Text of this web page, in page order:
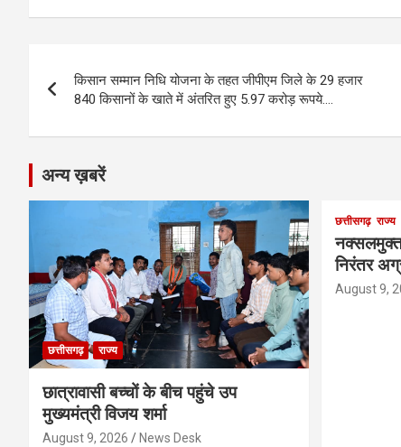
ce
o
o
k
se
g
er
at
A
p
p
e
a
m
ail py
n
k
ar
navigation
किसान सम्मान निधि योजना के तहत जीपीएम जिले के 29 हजार
840 किसानों के खाते में अंतरित हुए 5.97 करोड़ रूपये….
अन्य ख़बरें
छत्तीसगढ़ राज्य
छात्रावासी बच्चों के बीच पहुंचे उप
मुख्यमंत्री विजय शर्मा
August 9, 2026 News Desk
छत्तीसगढ़ राज्य
नक्सलमुक्त
निरंतर
August 9,